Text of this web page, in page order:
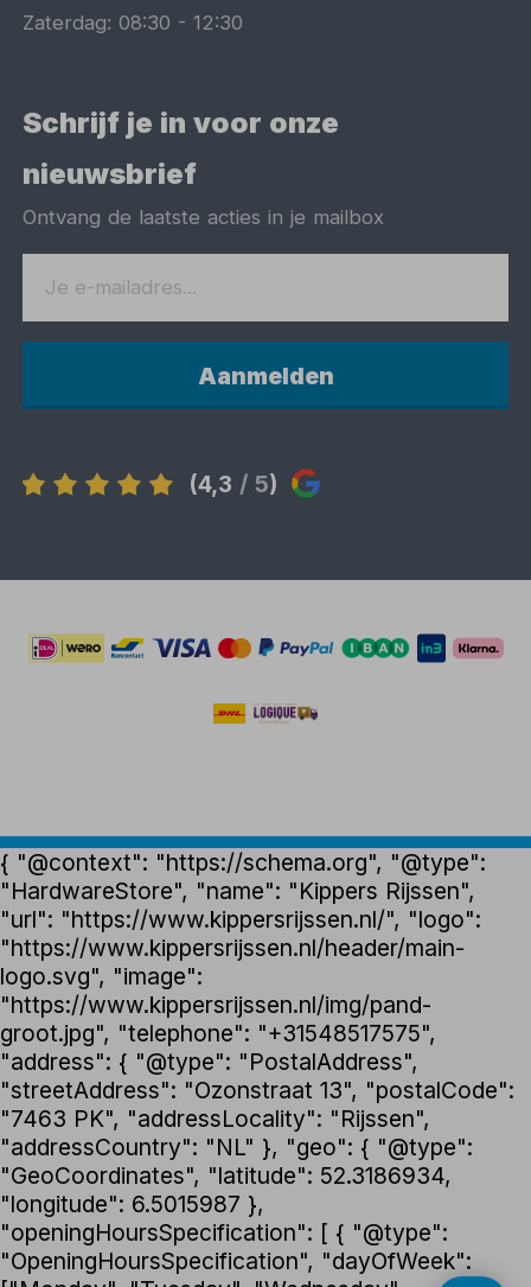
Zaterdag:08:30 -12:30
Schrijf je in voor onze
nieuwsbrief
Ontvang de laatste acties in je mailbox
Aanmelden
(4,3 / 5)
{ "@context": "https://schema.org", "@type":
"HardwareStore", "name": "Kippers Rijssen",
"url": "https://www.kippersrijssen.nl/", "logo":
"https://www.kippersrijssen.nl/header/main-
logo.svg", "image":
"https://www.kippersrijssen.nl/img/pand-
groot.jpg", "telephone": "+31548517575",
"address": { "@type": "PostalAddress",
"streetAddress": "Ozonstraat 13", "postalCode":
"7463 PK", "addressLocality": "Rijssen",
"addressCountry": "NL" }, "geo": { "@type":
"GeoCoordinates", "latitude": 52.3186934,
"longitude": 6.5015987 },
"openingHoursSpecification": [ { "@type":
"OpeningHoursSpecification", "dayOfWeek":